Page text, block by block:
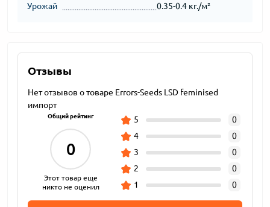
Урожай 0.35-0.4 кг./м²
Отзывы
Нет отзывов о товаре Errors-Seeds LSD feminised
импорт
Общий рейтинг
0
Этот товар еще
никто не оценил
5
0
4
0
3
0
2
0
1
0